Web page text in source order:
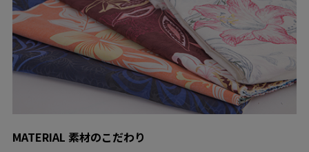
MATERIAL 素材のこだわり